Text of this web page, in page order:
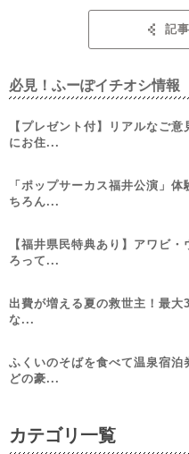
記
必見！ふーぽイチオシ情報
【プレゼント付】リアルなご
にお住...
「ポップサーカス福井公演」体
ちろん...
【福井県民特典あり】アワビ
ろって...
出費が増える夏の救世主！最大
な...
ふくいのそばを食べて温泉宿泊
どの豪...
カテゴリ一覧